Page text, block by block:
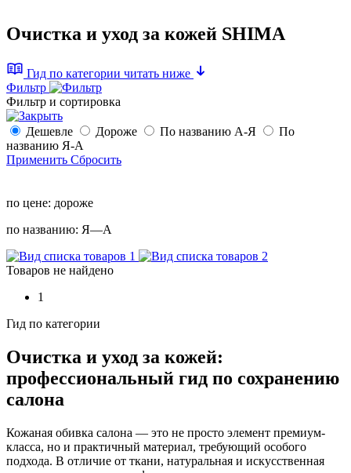
Очистка и уход за кожей SHIMA
Гид по категории читать ниже
Фильтр
Фильтр и сортировка
Дешевле Дороже По названию А-Я
По
названию Я-А
Применить Сбросить
по цене: дороже
по названию: Я—А
Товаров не найдено
1
Гид по категории
Очистка и уход за кожей:
профессиональный гид по сохранению
салона
Кожаная обивка салона — это не просто элемент премиум-
класса, но и практичный материал, требующий особого
подхода. В отличие от ткани, натуральная и искусственная